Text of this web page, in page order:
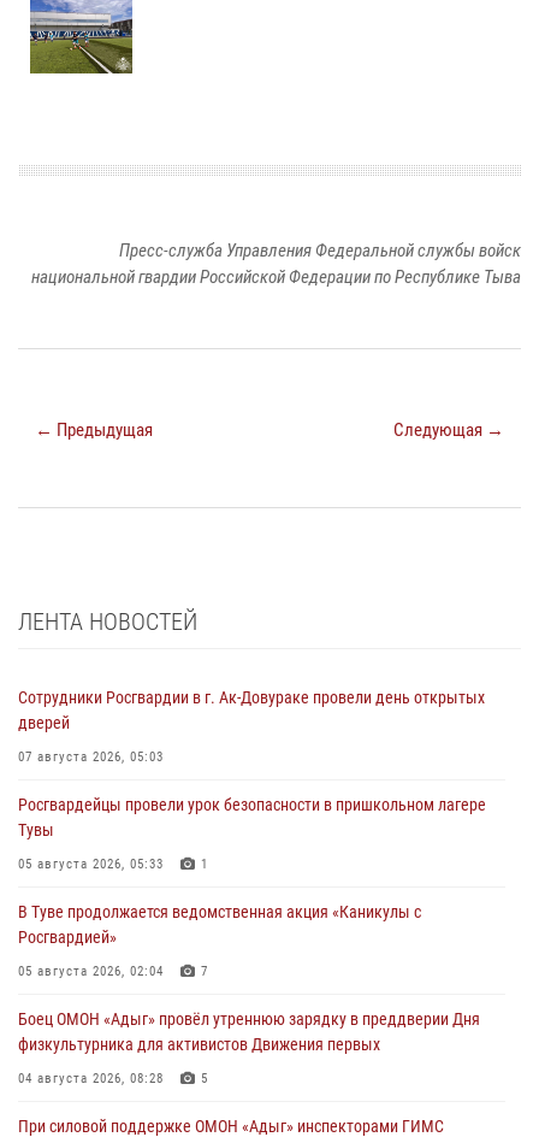
Пресс-служба Управления Федеральной службы войск
национальной гвардии Российской Федерации по Республике Тыва
← Предыдущая Следующая →
ЛЕНТА НОВОСТЕЙ
Сотрудники Росгвардии в г. Ак-Довураке провели день открытых
дверей
07 августа 2026, 05:03
Росгвардейцы провели урок безопасности в пришкольном лагере
Тувы
05 августа 2026, 05:33 1
В Туве продолжается ведомственная акция «Каникулы с
Росгвардией»
05 августа 2026, 02:04 7
Боец ОМОН «Адыг» провёл утреннюю зарядку в преддверии Дня
физкультурника для активистов Движения первых
04 августа 2026, 08:28 5
При силовой поддержке ОМОН «Адыг» инспекторами ГИМС